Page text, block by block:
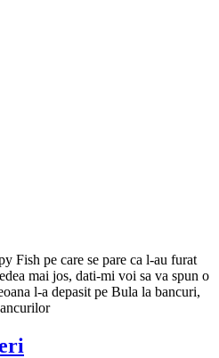
Fish pe care se pare ca l-au furat
mai jos, dati-mi voi sa va spun o
l-a depasit pe Bula la bancuri,